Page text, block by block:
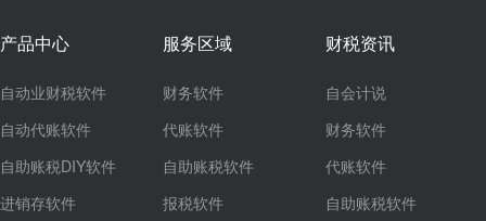
产品中心
自动业财税软件
自动代账软件
自助账税DIY软件
进销存软件
服务区域
财务软件
代账软件
自助账税软件
报税软件
财税资讯
自会计说
财务软件
代账软件
自助账税软件